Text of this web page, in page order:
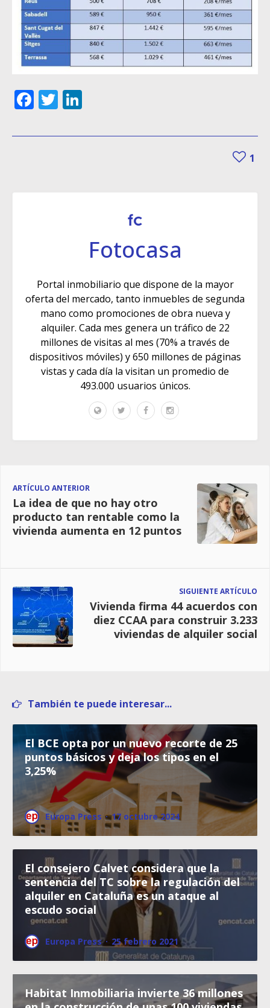
Facebook
Twitter
1
Fotocasa
Portal inmobiliario que dispone de la mayor
oferta del mercado, tanto inmuebles de segunda
mano como promociones de obra nueva y
alquiler. Cada mes genera un tráfico de 22
millones de visitas al mes (70% a través de
dispositivos móviles) y 650 millones de páginas
vistas y cada día la visitan un promedio de
493.000 usuarios únicos.
ARTÍCULO ANTERIOR
La idea de que no hay otro
producto tan rentable como la
vivienda aumenta en 12 puntos
SIGUIENTE ARTÍCULO
Vivienda firma 44 acuerdos con
diez CCAA para construir 3.233
viviendas de alquiler social
También te puede interesar...
El BCE opta por un nuevo recorte de 25
puntos básicos y deja los tipos en el
3,25%
Europa Press · 17 octubre 2024
El consejero Calvet considera que la
sentencia del TC sobre la regulación del
alquiler en Cataluña es un ataque al
escudo social
Europa Press · 25 febrero 2021
Habitat Inmobiliaria invierte 36 millones